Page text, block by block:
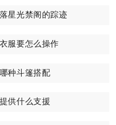
星光禁阁的踪迹
服要怎么操作
种斗篷搭配
供什么支援